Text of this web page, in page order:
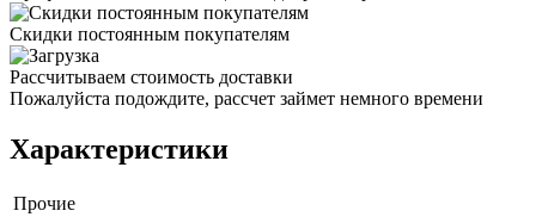
Скидки постоянным покупателям
Рассчитываем стоимость доставки
Пожалуйста подождите, рассчет займет немного времени
Характеристики
Прочие